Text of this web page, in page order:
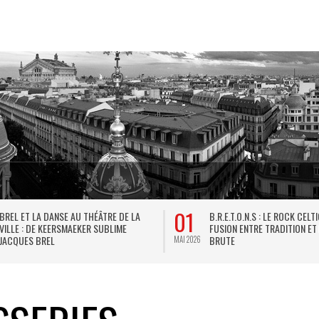
BREL ET LA DANSE AU THÉÂTRE DE LA
VILLE : DE KEERSMAEKER SUBLIME
JACQUES BREL
01
MAI 2026
B.R.E.T.O.N.S : LE ROCK
FUSION ENTRE TRADITION ET
BRUTE